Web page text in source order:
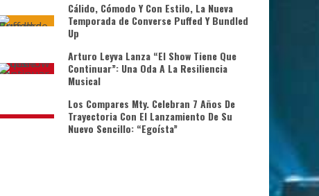
Cálido, Cómodo Y Con Estilo, La Nueva
Temporada de Converse Puffed Y Bundled
Up
Arturo Leyva Lanza “El Show Tiene Que
Continuar”: Una Oda A La Resiliencia
Musical
Los Compares Mty. Celebran 7 Años De
Trayectoria Con El Lanzamiento De Su
Nuevo Sencillo: “Egoísta”